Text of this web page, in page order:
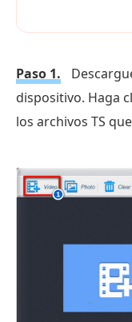
Paso 1.
dispositivo. Haga
los archivos TS